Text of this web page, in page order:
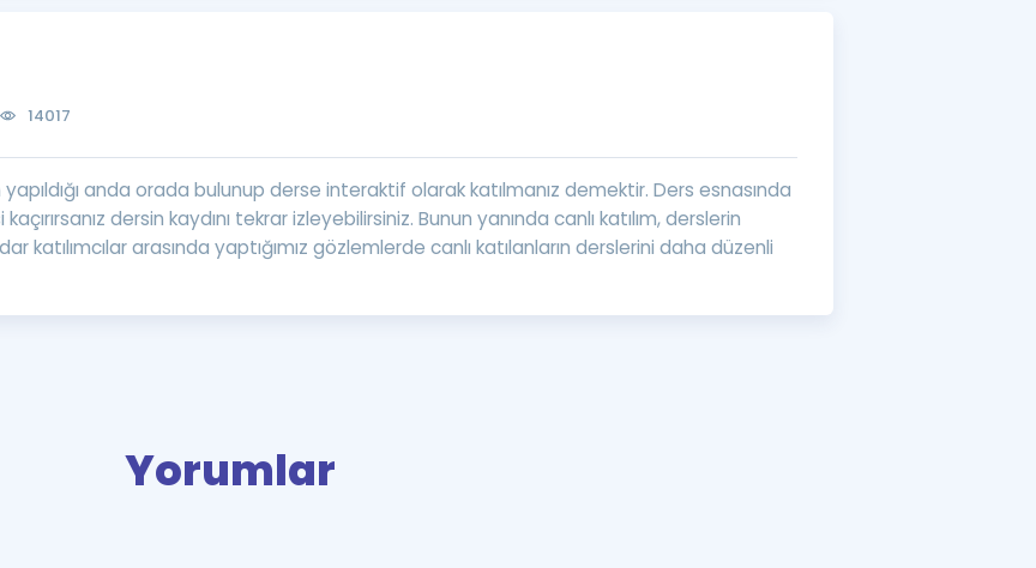
İngilizce Gramer
İngilizce Gramer ve Konu Anlatımı
14017
yapıldığı anda orada bulunup derse interaktif olarak katılmanız demektir. Ders esnasında
kaçırırsanız dersin kaydını tekrar izleyebilirsiniz. Bunun yanında canlı katılım, derslerin
katılımcılar arasında yaptığımız gözlemlerde canlı katılanların derslerini daha düzenli
Yorumlar